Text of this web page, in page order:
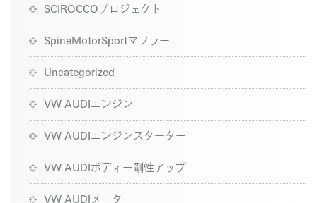
SCIROCCOプロジェクト
SpineMotorSportマフラー
Uncategorized
VW AUDIエンジン
VW AUDIエンジンスターター
VW AUDIボディー剛性アップ
VW AUDIメーター